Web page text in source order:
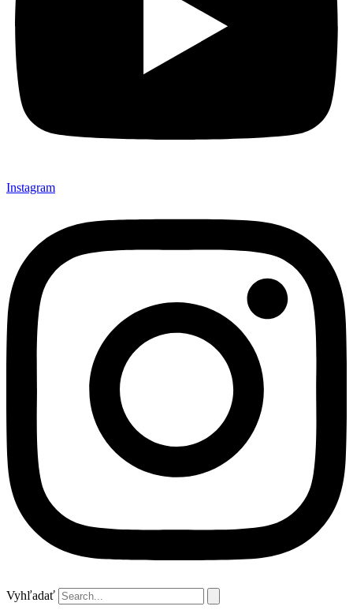
Instagram
Vyhľadať